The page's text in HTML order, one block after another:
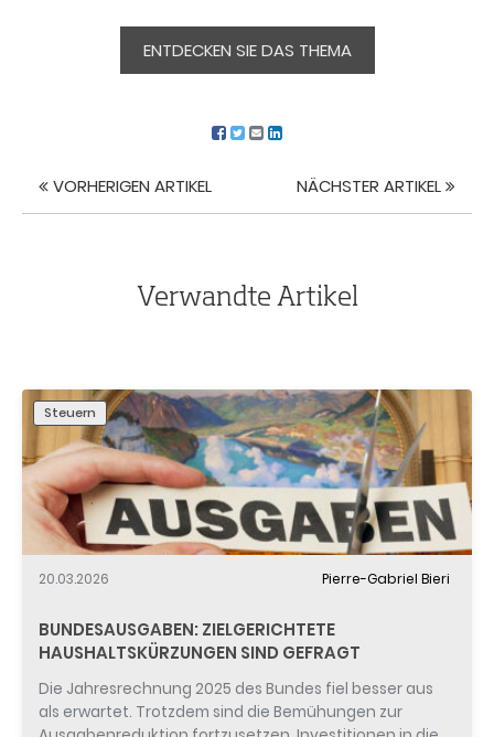
ENTDECKEN SIE DAS THEMA
Artikel
VORHERIGEN ARTIKEL NÄCHSTER ARTIKEL
Verwandte Artikel
Steuern
20.03.2026 Pierre-Gabriel Bieri
BUNDESAUSGABEN: ZIELGERICHTETE
HAUSHALTSKÜRZUNGEN SIND GEFRAGT
Die Jahresrechnung 2025 des Bundes fiel besser aus
als erwartet. Trotzdem sind die Bemühungen zur